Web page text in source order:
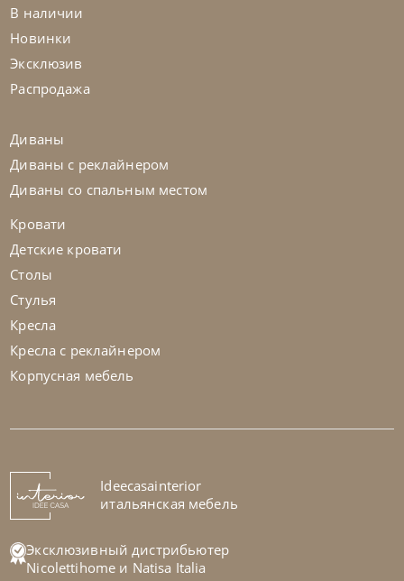
Диван Louise
Диван Megan
На заказ 45-90 дн
В наличии
Новинки
Эксклюзив
Распродажа
Диваны
Диваны с реклайнером
Диваны со спальным местом
Кровати
Детские кровати
Столы
Стулья
Кресла
Кресла с реклайнером
Корпусная мебель
Ideecasainterior
итальянская мебель
Эксклюзивный дистрибьютер
Nicolettihome и Natisa Italia